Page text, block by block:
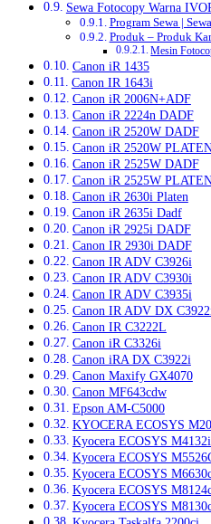
Sewa Fotocopy Warna
Program Sewa |
Produk – Produk
Mesin
Canon iR 1435
Canon IR 1643i
Canon iR 2006N+ADF
Canon iR 2224n DADF
Canon iR 2520W DADF
Canon iR 2520W
Canon iR 2525W DADF
Canon iR 2525W
Canon iR 2630i Platen
Canon iR 2635i Dadf
Canon iR 2925i DADF
Canon IR 2930i DADF
Canon IR ADV C3926i
Canon IR ADV C3930i
Canon IR ADV C3935i
Canon IR ADV DX
Canon IR C3222L
Canon iR C3326i
Canon iRA DX C3922i
Canon Maxify GX4070
Canon MF643cdw
Epson AM-C5000
KYOCERA ECOSYS
Kyocera ECOSYS
Kyocera ECOSYS
Kyocera ECOSYS
Kyocera ECOSYS
Kyocera ECOSYS